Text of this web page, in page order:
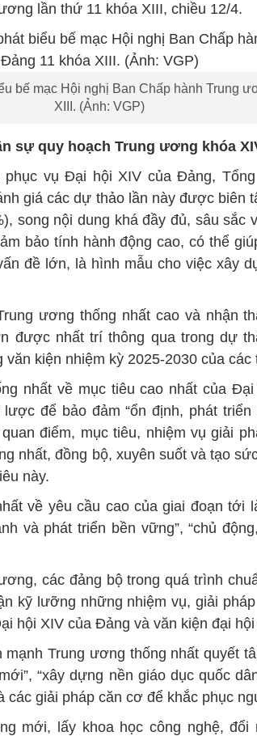
lần thứ 11 khóa XIII, chiều 12/4.
bế mạc Hội nghị Ban Chấp hành Trung
XIII. (Ảnh: VGP)
sự quy hoạch Trung ương khóa
vụ Đại hội XIV của Đảng,
giá các dự thảo lần này được biên
song nội dung khá đầy đủ, sâu sắc
bảo tính hành động cao, có thể
đề lớn, là hình mẫu cho việc xây
ương thống nhất cao và nhận
được nhất trí thông qua trong dự
văn kiện nhiệm kỳ 2025-2030 của
nhất về mục tiêu cao nhất của
để bảo đảm “ổn định, phát
điểm, mục tiêu, nhiệm vụ giải
nhất, đồng bộ, xuyên suốt và tạo
này.
về yêu cầu cao của giai đoạn tới
và phát triển bền vững”, “chủ
các đảng bộ trong quá trình
kỹ lưỡng những nhiệm vụ, giải
hội XIV của Đảng và văn kiện đại
Trung ương thống nhất quyết
“xây dựng nền giáo dục quốc
các giải pháp căn cơ để khắc phục
mới, lấy khoa học công nghệ, đổi